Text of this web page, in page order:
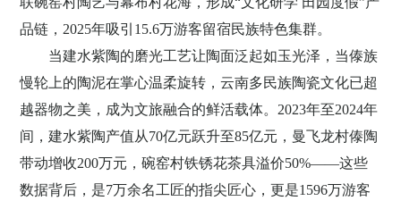
品链， 2025年吸引 15.6万游客留宿民族特色集群。
当建水紫陶的磨光工艺让陶面泛起如玉光泽，当傣族
慢轮上的陶泥在掌心温柔旋转，云南多民族陶瓷文化已超
越器物之美，成为文旅融合的鲜活载体。 2023年至2024年
间，建水紫陶产值从70亿元跃升至85亿元，曼飞龙村傣陶
带动增收200万元，碗窑村铁锈花茶具溢价50%——这些
数据背后，是7万余名工匠的指尖匠心，更是1596万游客